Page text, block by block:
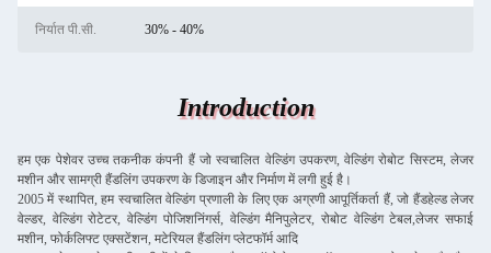
निर्यात पी.सी. 30% - 40%
Introduction
हम एक पेशेवर उच्च तकनीक कंपनी हैं जो स्वचालित वेल्डिंग उपकरण, वेल्डिंग रोबोट सिस्टम, लेजर
मशीन और सामग्री हैंडलिंग उपकरण के डिजाइन और निर्माण में लगी हुई है।
2005 में स्थापित, हम स्वचालित वेल्डिंग प्रणाली के लिए एक अग्रणी आपूर्तिकर्ता हैं, जो हैंडहेल्ड लेजर
वेल्डर, वेल्डिंग रोटेटर, वेल्डिंग पोजिशनिंगर्स, वेल्डिंग मैनिपुलेटर, रोबोट वेल्डिंग टेबल,लेजर सफाई
मशीन, फोर्कलिफ्ट एक्सटेंशन, मटेरियल हैंडलिंग प्लेटफॉर्म आदि